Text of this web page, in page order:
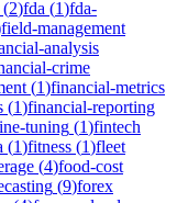
(2)fda (1)fda-
field-management
analysis
crime
(1)financial-metrics
(1)financial-reporting
tuning (1)fintech
(1)fitness (1)fleet
(4)food-cost
(9)forex